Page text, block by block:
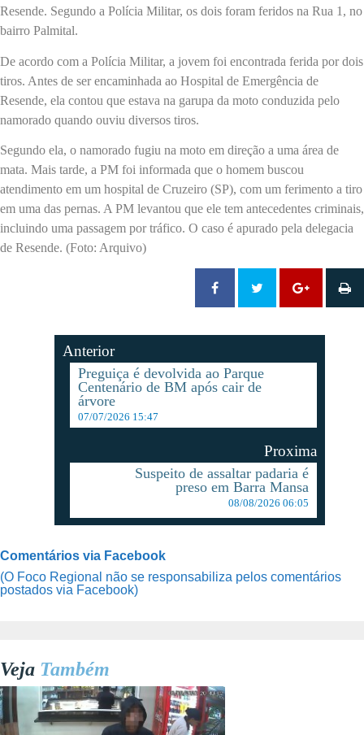
Resende. Segundo a Polícia Militar, os dois foram feridos na Rua 1, no
bairro Palmital.
De acordo com a Polícia Militar, a jovem foi encontrada ferida por dois
tiros. Antes de ser encaminhada ao Hospital de Emergência de
Resende, ela contou que estava na garupa da moto conduzida pelo
namorado quando ouviu diversos tiros.
Segundo ela, o namorado fugiu na moto em direção a uma área de
mata. Mais tarde, a PM foi informada que o homem buscou
atendimento em um hospital de Cruzeiro (SP), com um ferimento a tiro
em uma das pernas. A PM levantou que ele tem antecedentes criminais,
incluindo uma passagem por tráfico. O caso é apurado pela delegacia
de Resende. (Foto: Arquivo)
Anterior
Preguiça é devolvida ao Parque
Centenário de BM após cair de
árvore
07/07/2026 15:47
Proxima
Suspeito de assaltar padaria é
preso em Barra Mansa
08/08/2026 06:05
Comentários via Facebook
(O Foco Regional não se responsabiliza pelos comentários
postados via Facebook)
Veja Também